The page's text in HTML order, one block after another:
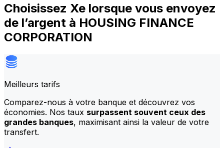
Choisissez Xe lorsque vous envoyez
de l’argent à HOUSING FINANCE
CORPORATION
Meilleurs tarifs
Comparez-nous à votre banque et découvrez vos
économies. Nos taux surpassent souvent ceux des
grandes banques, maximisant ainsi la valeur de votre
transfert.